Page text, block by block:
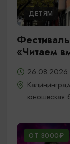
ДЕТЯМ
«Читаем
юношеская
ОТ 3000₽